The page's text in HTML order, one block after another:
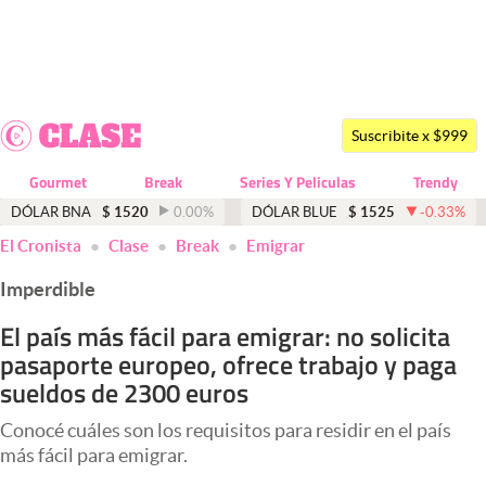
Dólar
Economía y Política
Finanzas y Mercados
Mercados Online
Negocios
Columnistas
Apertura
Suscribite x $999
Gourmet Break Series Y Peliculas Trendy
DÓLAR BNA $ 1520 0.00% DÓLAR BLUE $ 1525 -0.33%
El Cronista Clase Break Emigrar
Imperdible
El país más fácil para emigrar: no solicita
pasaporte europeo, ofrece trabajo y paga
sueldos de 2300 euros
Conocé cuáles son los requisitos para residir en el país
más fácil para emigrar.